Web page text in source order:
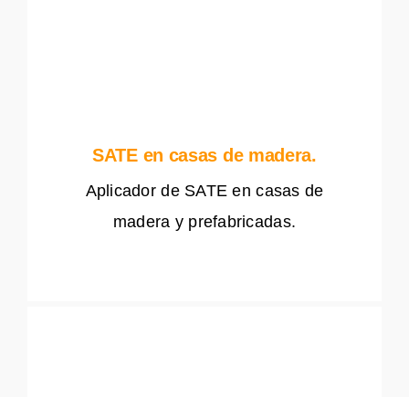
SATE en casas de madera.
Aplicador de SATE en casas de
madera y prefabricadas.